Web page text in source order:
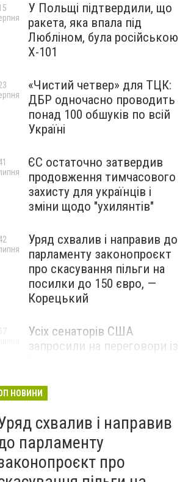
У Польщі підтвердили, що
ракета, яка впала під
Любліном, була російською
Х-101
«Чистий четвер» для ТЦК:
ДБР одночасно проводить
понад 100 обшуків по всій
Україні
ЄС остаточно затвердив
продовження тимчасового
захисту для українців і
зміни щодо "ухилянтів"
Уряд схвалив і направив до
парламенту законопроєкт
про скасування пільги на
посилки до 150 євро, —
Корецький
Усіх сенаторів США
запросили на переговори із
Росії, – The Hill
НОВИНИ
схвалив і направив
парламенту
про